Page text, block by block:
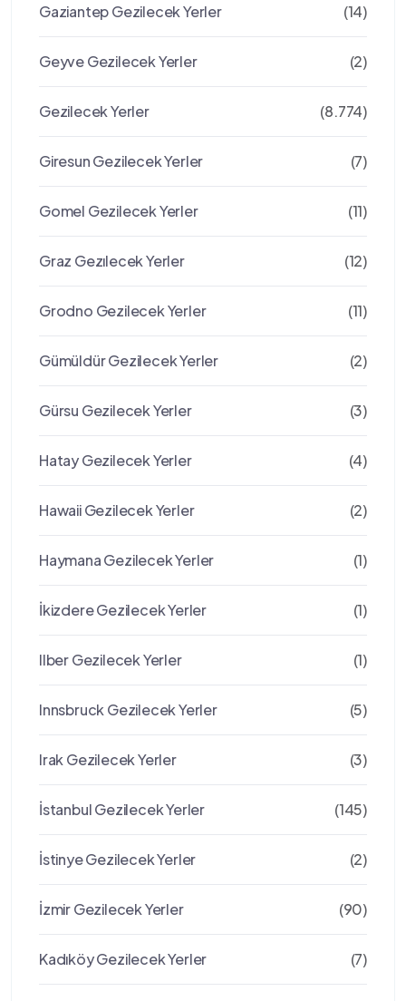
Gaziantep Gezilecek Yerler (14)
Geyve Gezilecek Yerler (2)
Gezilecek Yerler (8.774)
Giresun Gezilecek Yerler (7)
Gomel Gezilecek Yerler (11)
Graz Gezılecek Yerler (12)
Grodno Gezilecek Yerler (11)
Gümüldür Gezilecek Yerler (2)
Gürsu Gezilecek Yerler (3)
Hatay Gezilecek Yerler (4)
Hawaii Gezilecek Yerler (2)
Haymana Gezilecek Yerler (1)
İkizdere Gezilecek Yerler (1)
Ilber Gezilecek Yerler (1)
Innsbruck Gezilecek Yerler (5)
Irak Gezilecek Yerler (3)
İstanbul Gezilecek Yerler (145)
İstinye Gezilecek Yerler (2)
İzmir Gezilecek Yerler (90)
Kadıköy Gezilecek Yerler (7)